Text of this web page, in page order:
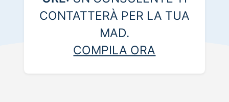
CONTATTERÀ PER LA TUA
MAD.
COMPILA ORA